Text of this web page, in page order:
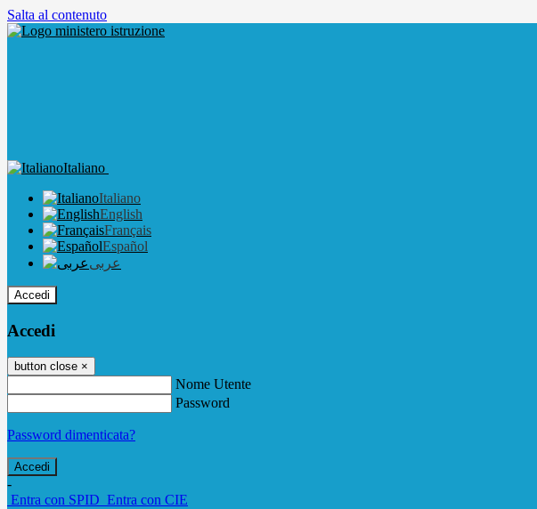
Salta al contenuto
Italiano
Italiano
English
Français
Español
عربى
Accedi
Accedi
button close ×
Nome Utente
Password
Password dimenticata?
-
Entra con SPID Entra con CIE